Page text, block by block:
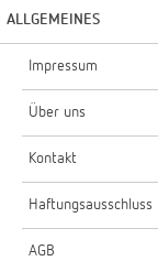
ALLGEMEINES
Impressum
Über uns
Kontakt
Haftungsausschluss
AGB